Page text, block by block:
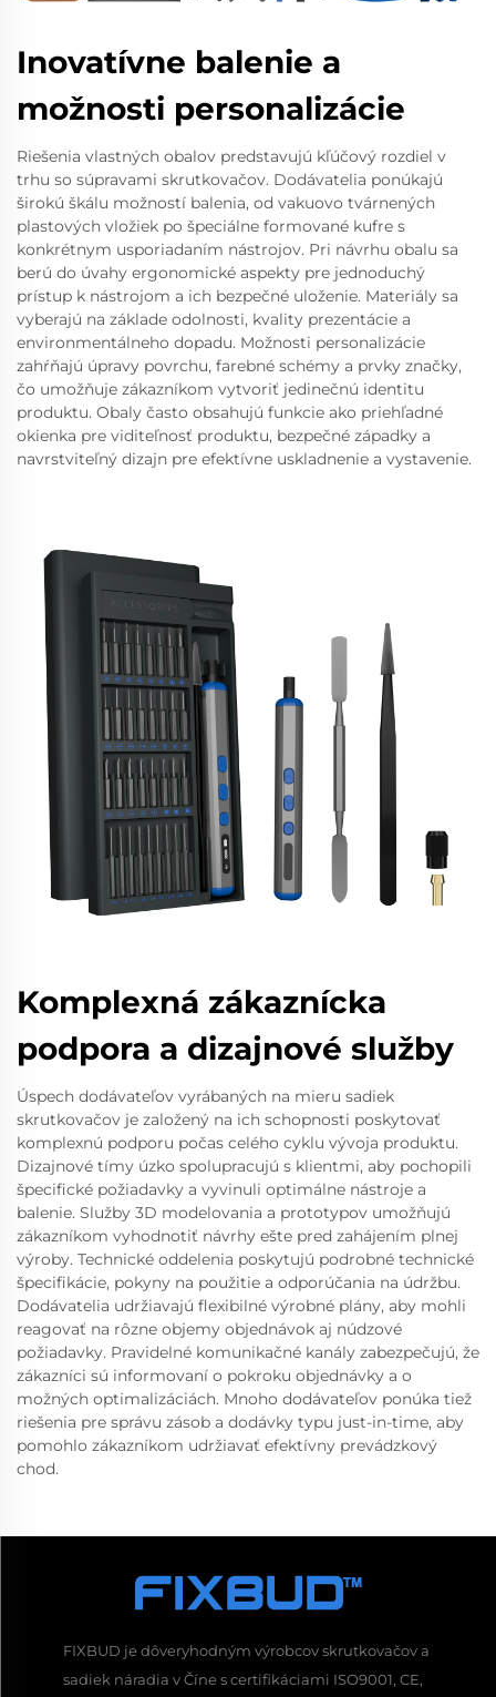
Inovatívne balenie a
možnosti personalizácie
Riešenia vlastných obalov predstavujú kľúčový rozdiel v
trhu so súpravami skrutkovačov. Dodávatelia ponúkajú
širokú škálu možností balenia, od vakuovo tvárnených
plastových vložiek po špeciálne formované kufre s
konkrétnym usporiadaním nástrojov. Pri návrhu obalu sa
berú do úvahy ergonomické aspekty pre jednoduchý
prístup k nástrojom a ich bezpečné uloženie. Materiály sa
vyberajú na základe odolnosti, kvality prezentácie a
environmentálneho dopadu. Možnosti personalizácie
zahŕňajú úpravy povrchu, farebné schémy a prvky značky,
čo umožňuje zákazníkom vytvoriť jedinečnú identitu
produktu. Obaly často obsahujú funkcie ako priehľadné
okienka pre viditeľnosť produktu, bezpečné západky a
navrstviteľný dizajn pre efektívne uskladnenie a vystavenie.
Komplexná zákaznícka
podpora a dizajnové služby
Úspech dodávateľov vyrábaných na mieru sadiek
skrutkovačov je založený na ich schopnosti poskytovať
komplexnú podporu počas celého cyklu vývoja produktu.
Dizajnové tímy úzko spolupracujú s klientmi, aby pochopili
špecifické požiadavky a vyvinuli optimálne nástroje a
balenie. Služby 3D modelovania a prototypov umožňujú
zákazníkom vyhodnotiť návrhy ešte pred zahájením plnej
výroby. Technické oddelenia poskytujú podrobné technické
špecifikácie, pokyny na použitie a odporúčania na údržbu.
Dodávatelia udržiavajú flexibilné výrobné plány, aby mohli
reagovať na rôzne objemy objednávok aj núdzové
požiadavky. Pravidelné komunikačné kanály zabezpečujú, že
zákazníci sú informovaní o pokroku objednávky a o
možných optimalizáciách. Mnoho dodávateľov ponúka tiež
riešenia pre správu zásob a dodávky typu just-in-time, aby
pomohlo zákazníkom udržiavať efektívny prevádzkový
chod.
FIXBUD je dôveryhodným výrobcov skrutkovačov a
sadiek náradia v Číne s certifikáciami ISO9001, CE,